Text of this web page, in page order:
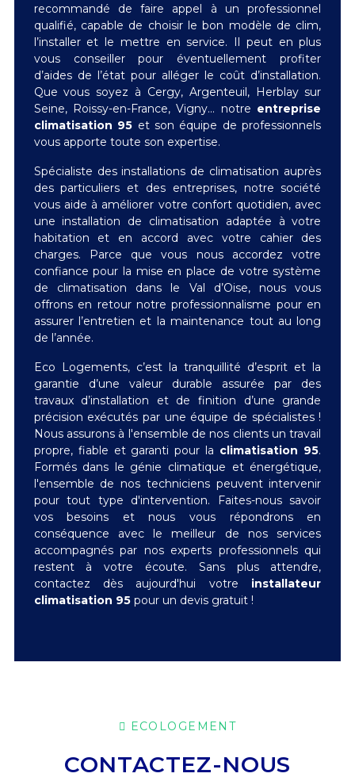
recommandé de faire appel à un professionnel
qualifié, capable de choisir le bon modèle de clim,
l’installer et le mettre en service. Il peut en plus
vous conseiller pour éventuellement profiter
d’aides de l’état pour alléger le coût d’installation.
Que vous soyez à Cergy, Argenteuil, Herblay sur
Seine, Roissy-en-France, Vigny… notre entreprise
climatisation 95 et son équipe de professionnels
vous apporte toute son expertise.
Spécialiste des installations de climatisation auprès
des particuliers et des entreprises, notre société
vous aide à améliorer votre confort quotidien, avec
une installation de climatisation adaptée à votre
habitation et en accord avec votre cahier des
charges. Parce que vous nous accordez votre
confiance pour la mise en place de votre système
de climatisation dans le Val d’Oise, nous vous
offrons en retour notre professionnalisme pour en
assurer l’entretien et la maintenance tout au long
de l’année.
Eco Logements, c’est la tranquillité d’esprit et la
garantie d’une valeur durable assurée par des
travaux d’installation et de finition d’une grande
précision exécutés par une équipe de spécialistes !
Nous assurons à l'ensemble de nos clients un travail
propre, fiable et garanti pour la climatisation 95.
Formés dans le génie climatique et énergétique,
l'ensemble de nos techniciens peuvent intervenir
pour tout type d'intervention. Faites-nous savoir
vos besoins et nous vous répondrons en
conséquence avec le meilleur de nos services
accompagnés par nos experts professionnels qui
restent à votre écoute. Sans plus attendre,
contactez dès aujourd'hui votre installateur
climatisation 95pour un devis gratuit !
ECOLOGEMENT
CONTACTEZ-NOUS